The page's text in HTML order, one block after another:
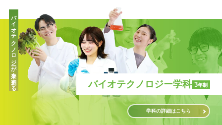
バイオテクノロジー学科 3年制
学科の詳細はこちら
バイオテクノロジーが未来を創造する